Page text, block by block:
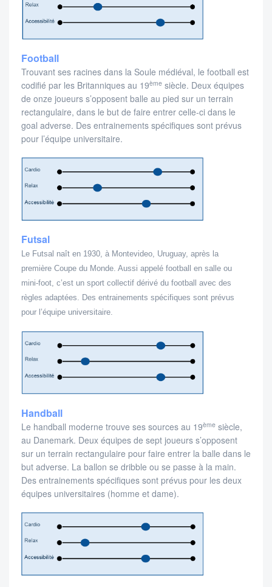
Football
Trouvant ses racines dans la Soule médiéval, le football est
codifié par les Britanniques au 19ème siècle. Deux équipes
de onze joueurs s’opposent balle au pied sur un terrain
rectangulaire, dans le but de faire entrer celle-ci dans le
goal adverse. Des entrainements spécifiques sont prévus
pour l’équipe universitaire.
Futsal
Le Futsal naît en 1930, à Montevideo, Uruguay, après la
première Coupe du Monde. Aussi appelé football en salle ou
mini-foot, c’est un sport collectif dérivé du football avec des
règles adaptées. Des entrainements spécifiques sont prévus
pour l’équipe universitaire.
Handball
Le handball moderne trouve ses sources au 19ème siècle,
au Danemark. Deux équipes de sept joueurs s’opposent
sur un terrain rectangulaire pour faire entrer la balle dans le
but adverse. La ballon se dribble ou se passe à la main.
Des entrainements spécifiques sont prévus pour les deux
équipes universitaires (homme et dame).